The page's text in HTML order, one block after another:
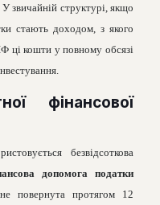
звичайній структурі, якщо
стають доходом, з якого
ці кошти у повному обсязі
фінансової
безвідсоткова
допомога податки
повернута протягом 12